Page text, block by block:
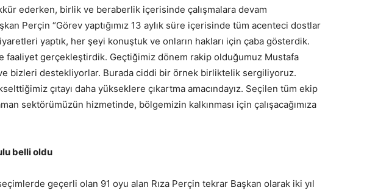
ederken, birlik ve beraberlik içerisinde çalışmalara devam
Perçin “Görev yaptığımız 13 aylık süre içerisinde tüm acenteci dostlar
yaptık, her şeyi konuştuk ve onların hakları için çaba gösterdik.
faaliyet gerçekleştirdik. Geçtiğimiz dönem rakip olduğumuz Mustafa
bizleri destekliyorlar. Burada ciddi bir örnek birliktelik sergiliyoruz.
çıtayı daha yükseklere çıkartma amacındayız. Seçilen tüm ekip
sektörümüzün hizmetinde, bölgemizin kalkınması için çalışacağımıza
belli oldu
geçerli olan 91 oyu alan Rıza Perçin tekrar Başkan olarak iki yıl